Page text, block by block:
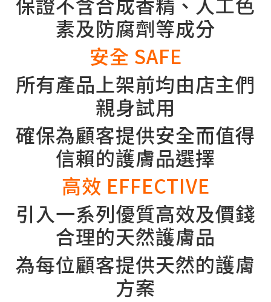
素及防腐劑等成分
安全 SAFE
所有產品上架前均由店主們
親身試用
確保為顧客提供安全而值得
信賴的護膚品選擇
高效 EFFECTIVE
引入一系列優質高效及價錢
合理的天然護膚品
為每位顧客提供天然的護膚
方案